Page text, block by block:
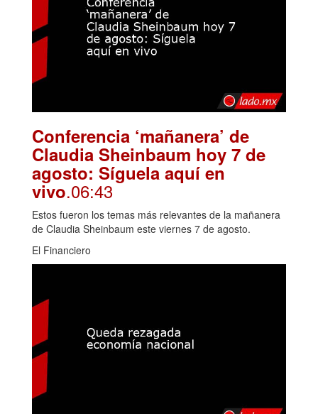
Conferencia ‘mañanera’ de
Claudia Sheinbaum hoy 7 de
agosto: Síguela aquí en
vivo.06:43
Estos fueron los temas más relevantes de la mañanera
de Claudia Sheinbaum este viernes 7 de agosto.
El Financiero